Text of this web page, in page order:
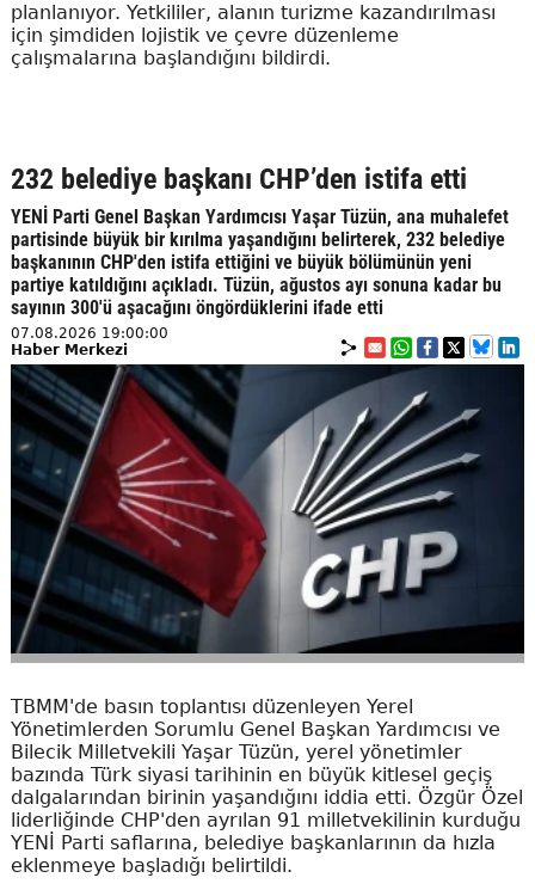
planlanıyor. Yetkililer, alanın turizme kazandırılması
için şimdiden lojistik ve çevre düzenleme
çalışmalarına başlandığını bildirdi.
232 belediye başkanı CHP’den istifa etti
YENİ Parti Genel Başkan Yardımcısı Yaşar Tüzün, ana muhalefet
partisinde büyük bir kırılma yaşandığını belirterek, 232 belediye
başkanının CHP'den istifa ettiğini ve büyük bölümünün yeni
partiye katıldığını açıkladı. Tüzün, ağustos ayı sonuna kadar bu
sayının 300'ü aşacağını öngördüklerini ifade etti
07.08.2026 19:00:00
Haber Merkezi
TBMM'de basın toplantısı düzenleyen Yerel
Yönetimlerden Sorumlu Genel Başkan Yardımcısı ve
Bilecik Milletvekili Yaşar Tüzün, yerel yönetimler
bazında Türk siyasi tarihinin en büyük kitlesel geçiş
dalgalarından birinin yaşandığını iddia etti. Özgür Özel
liderliğinde CHP'den ayrılan 91 milletvekilinin kurduğu
YENİ Parti saflarına, belediye başkanlarının da hızla
eklenmeye başladığı belirtildi.